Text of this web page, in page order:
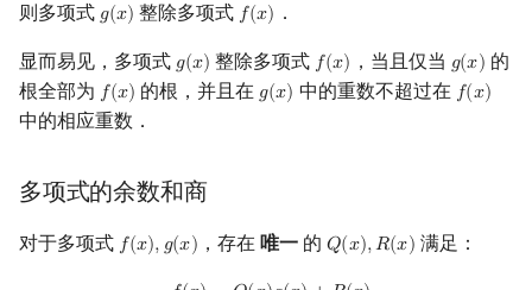
则多项式 𝑔(𝑥)
g(x) 整除多项式 𝑓(𝑥)
f(x) ．
显而易见，多项式 𝑔(𝑥)
g(x) 整除多项式 𝑓(𝑥)
f(x) ，当且仅当 𝑔(𝑥)
g(x) 的
根全部为 𝑓(𝑥)
f(x) 的根，并且在 𝑔(𝑥)
g(x) 中的重数不超过在 𝑓(𝑥)
f(x)
中的相应重数．
多项式的余数和商
对于多项式 𝑓(𝑥),𝑔(𝑥)
f(x),g (x) ，存在 唯一的 𝑄(𝑥),𝑅(𝑥)
Q(x),R(x) 满足：